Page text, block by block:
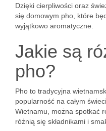
Dzięki cierpliwości oraz
się domowym pho, które
wyjątkowo aromatyczne.
Jakie są
pho?
Pho to tradycyjna
popularność na całym
Wietnamu, można spotkać
różnią się składnikami i